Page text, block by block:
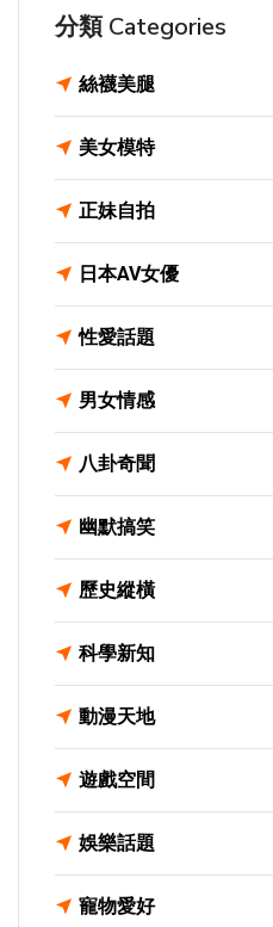
分類 Categories
絲襪美腿
美女模特
正妹自拍
日本AV女優
性愛話題
男女情感
八卦奇聞
幽默搞笑
歷史縱橫
科學新知
動漫天地
遊戲空間
娛樂話題
寵物愛好